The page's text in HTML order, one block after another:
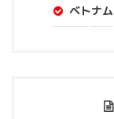
ベトナ